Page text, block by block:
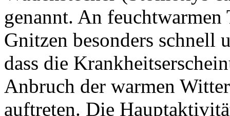
genannt. An feuchtwarmen
Gnitzen besonders schnell
dass die
Anbruch der warmen
auftreten. Die